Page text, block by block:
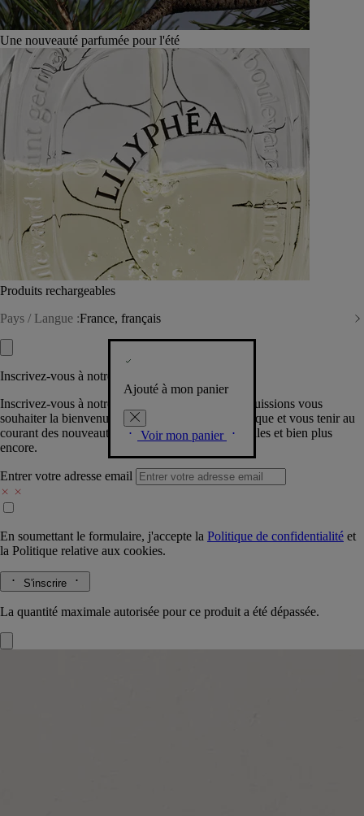
Une nouveauté parfumée pour l'été
Produits rechargeables
Pays / Langue :France, français
Ajouté à mon panier
Voir mon panier
Inscrivez-vous à notre Newsletter
Inscrivez-vous à notre newsletter pour que nous puissions vous
souhaiter la bienvenue dans la communauté Diptyque et vous tenir au
courant des nouveautés, événements, offres spéciales et bien plus
encore.
Entrer votre adresse email
En soumettant le formulaire, j'accepte la Politique de confidentialité et
la Politique relative aux cookies.
S'inscrire
La quantité maximale autorisée pour ce produit a été dépassée.